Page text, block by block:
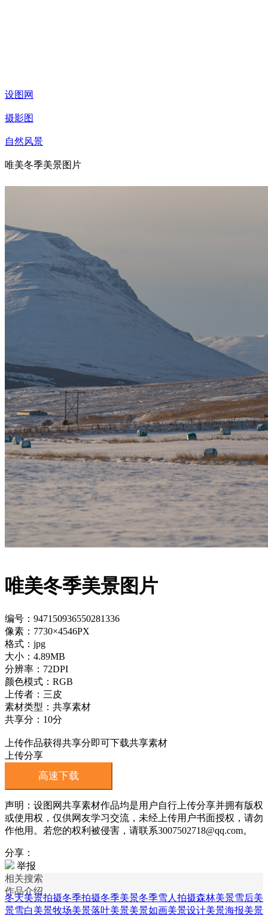
设图网
摄影图
自然风景
唯美冬季美景图片
唯美冬季美景图片
编号：947150936550281336
像素：7730×4546PX
格式：jpg
大小：4.89MB
分辨率：72DPI
颜色模式：RGB
上传者：三皮
素材类型：共享素材
共享分：10分
上传作品获得共享分即可下载共享素材
上传分享
高速下载
声明：设图网共享素材作品均是用户自行上传分享并拥有版权
或使用权，仅供网友学习交流，未经上传用户书面授权，请勿
作他用。若您的权利被侵害，请联系3007502718@qq.com。
分享：
举报
相关搜索
作品介绍
冬天美景拍摄冬季拍摄冬季美景冬季雪人拍摄森林美景雪后美
景雪白美景牧场美景落叶美景美景如画美景设计美景海报美景